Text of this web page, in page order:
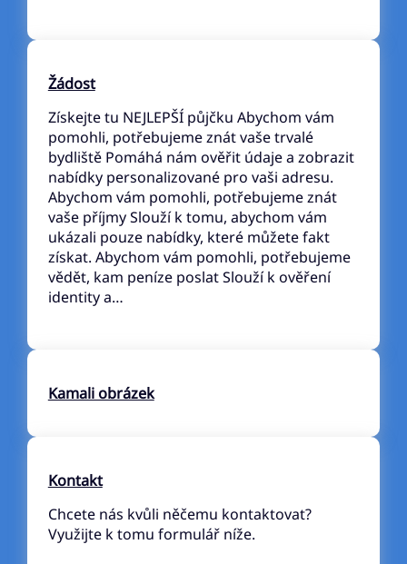
Žádost
Získejte tu NEJLEPŠÍ půjčku Abychom vám
pomohli, potřebujeme znát vaše trvalé
bydliště Pomáhá nám ověřit údaje a zobrazit
nabídky personalizované pro vaši adresu.
Abychom vám pomohli, potřebujeme znát
vaše příjmy Slouží k tomu, abychom vám
ukázali pouze nabídky, které můžete fakt
získat. Abychom vám pomohli, potřebujeme
vědět, kam peníze poslat Slouží k ověření
identity a…
Kamali obrázek
Kontakt
Chcete nás kvůli něčemu kontaktovat?
Využijte k tomu formulář níže.